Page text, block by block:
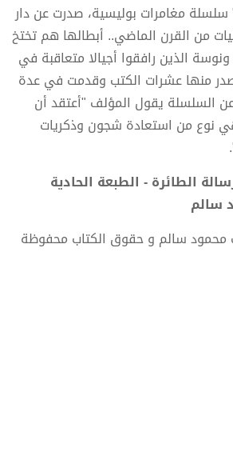
مغامرات بوليسية، صدرت عن دار
من القرن الماضي.. أبطالها هم تختخ
الذين رافقوا أجيالا متعاقبة في
منها عشرات الكتب وقدمت في عدة
السلسلة يقول المؤلف "أعتقد أن
نوع من استعادة شجون وذكريات
الطائرة - الطبعة الحادية
محمود سالم و حقوق الكتاب محفوظة